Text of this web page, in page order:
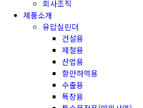
회사조직
제품소개
유압실린더
건설용
제철용
산업용
항만하역용
수출용
특장용